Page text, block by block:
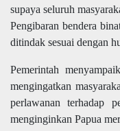
supaya seluruh
Pengibaran bendera
ditindak sesuai dengan
Pemerintah
mengingatkan
perlawanan terhadap
menginginkan Papua